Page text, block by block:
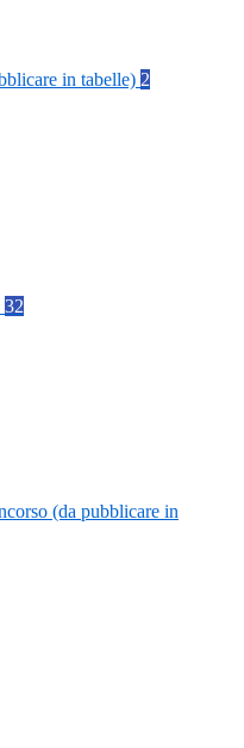
in tabelle) 2
32
(da pubblicare in